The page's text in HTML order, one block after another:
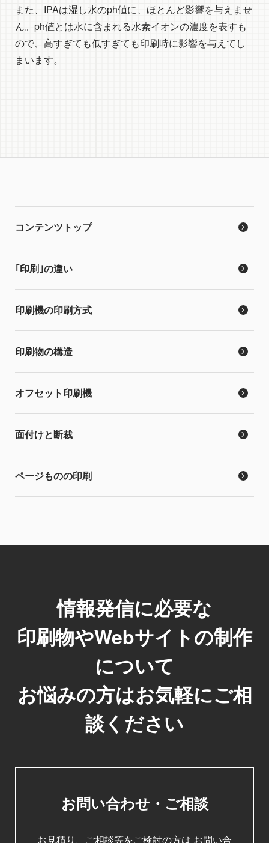
また、IPAは湿し水のph値に、ほとんど影響を与えませ
ん。ph値とは水に含まれる水素イオンの濃度を表すも
ので、高すぎても低すぎても印刷時に影響を与えてし
まいます。
コンテンツトップ
｢印刷｣の違い
印刷機の印刷方式
印刷物の構造
オフセット印刷機
面付けと断裁
ページものの印刷
情報発信に必要な
印刷物やWebサイトの制作
について
お悩みの方はお気軽にご相
談ください
お問い合わせ・ご相談
お見積り、ご相談等をご検討の方は お問い合